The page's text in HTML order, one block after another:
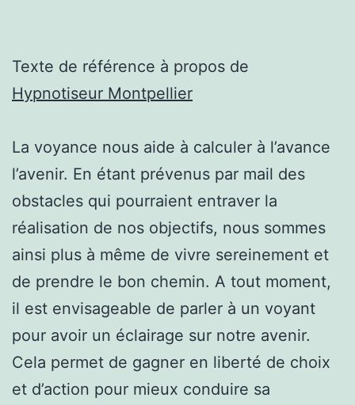
Texte de référence à propos de
Hypnotiseur Montpellier
La voyance nous aide à calculer à l’avance
l’avenir. En étant prévenus par mail des
obstacles qui pourraient entraver la
réalisation de nos objectifs, nous sommes
ainsi plus à même de vivre sereinement et
de prendre le bon chemin. A tout moment,
il est envisageable de parler à un voyant
pour avoir un éclairage sur notre avenir.
Cela permet de gagner en liberté de choix
et d’action pour mieux conduire sa